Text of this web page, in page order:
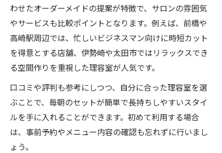
わせたオーダーメイドの提案が特徴で、サロンの雰囲気
やサービスも比較ポイントとなります。例えば、前橋や
高崎駅周辺では、忙しいビジネスマン向けに時短カット
を得意とする店舗、伊勢崎や太田市ではリラックスでき
る空間作りを重視した理容室が人気です。
口コミや評判も参考にしつつ、自分に合った理容室を選
ぶことで、毎朝のセットが簡単で長持ちしやすいスタイ
ルを手に入れることができます。初めて利用する場合
は、事前予約やメニュー内容の確認も忘れずに行いまし
ょう。